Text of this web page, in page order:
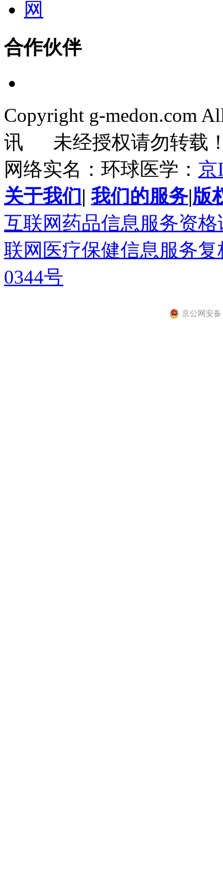
合作伙伴
Copyright g-medon.com
讯 未经授权请勿转载
网络实名：环球医学： 京
关于我们 | 我们的服务|版
互联网药品信息服务资
联网医疗保健信息服务
0344号
京公网安备